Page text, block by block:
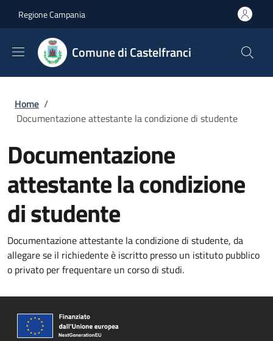
Regione Campania
Comune di Castelfranci
Briciole di pane
Home /
Documentazione attestante la condizione di studente
Documentazione
attestante la condizione
di studente
Documentazione attestante la condizione di studente, da
allegare se il richiedente è iscritto presso un istituto pubblico
o privato per frequentare un corso di studi.